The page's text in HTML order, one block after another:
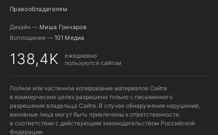
Правообладателям
Дизайн — Миша Гончаров
Воплощение — 101 Медиа
138,4K
ежедневно
пользуются сайтом
Полное или частичное копирование материалов Сайта
в коммерческих целях разрешено только с письменного
разрешения владельца Сайта. В случае обнаружения нарушений,
виновные лица могут быть привлечены к ответственности
в соответствии с действующим законодательством Российской
Федерации.